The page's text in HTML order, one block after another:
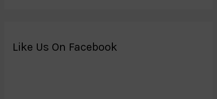
Like Us On Facebook